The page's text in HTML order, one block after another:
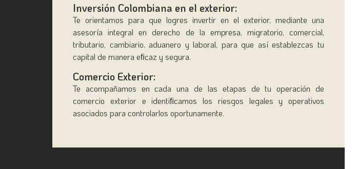
Inversión Colombiana en el exterior:
Te orientamos para que logres invertir en el exterior, mediante una
asesoría integral en derecho de la empresa, migratorio, comercial,
tributario, cambiario, aduanero y laboral, para que así establezcas tu
capital de manera eﬁcaz y segura.
Comercio Exterior:
Te acompañamos en cada una de las etapas de tu operación de
comercio exterior e identiﬁcamos los riesgos legales y operativos
asociados para controlarlos oportunamente.